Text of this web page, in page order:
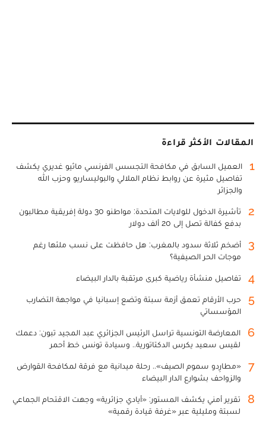
المقالات الأكثر قراءة
1
العميل السابق في مكافحة التجسس الفرنسي ماثيو غديري يكشف
تفاصيل مثيرة عن روابط نظام الملالي والبوليساريو وحزب الله
والجزائر
2
تأشيرة الدخول للولايات المتحدة: مواطنو 30 دولة إفريقية مطالبون
بدفع كفالة تصل إلى 20 ألف دولار
3
أضخم ثلاثة سدود بالمغرب: هل حافظت على نسب ملئها رغم
موجات الحر الصيفية؟
4 تفاصيل منشأة رياضية كبرى مرتقبة بالدار البيضاء
5
حرب الأرقام تعمق أزمة سبتة وتضع إسبانيا في مواجهة التضارب
المؤسساتي
6
المعارضة التونسية تراسل الرئيس الجزائري عبد المجيد تبون: دعمك
لقيس سعيد يكرس الدكتاتورية.. وسيادة تونس خط أحمر
7
«مطارِدو سموم الصيف».. رحلة ميدانية مع فرقة لمكافحة القوارض
والزواحف بشوارع الدار البيضاء
8
تقرير أمني يكشف المستور: «أيادي جزائرية» وجهت الاقتحام الجماعي
لسبتة ومليلية عبر «غرفة قيادة رقمية»